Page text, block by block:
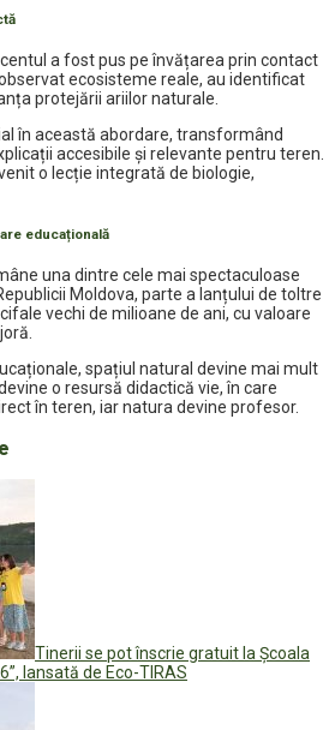
a fost pus pe învățarea prin contact
ecosisteme reale, au identificat
protejării ariilor naturale.
în această abordare, transformând
accesibile și relevante pentru teren.
o lecție integrată de biologie,
educațională
una dintre cele mai spectaculoase
Moldova, parte a lanțului de toltre
vechi de milioane de ani, cu valoare
spațiul natural devine mai mult
o resursă didactică vie, în care
în teren, iar natura devine profesor.
Tinerii se pot înscrie gratuit la Școala
lansată de Eco-TIRAS